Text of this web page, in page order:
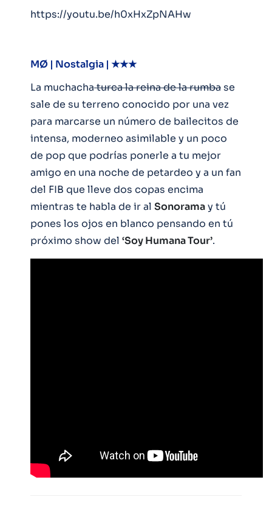
https://youtu.be/h0xHxZpNAHw
MØ | Nostalgia | ★★★
La muchachaturca la reina de la rumbase
sale de su terreno conocido por una vez
para marcarse un número de bailecitos de
intensa, moderneo asimilable y un poco
de pop que podrías ponerle a tu mejor
amigo en una noche de petardeo y a un fan
del FIB que lleve dos copas encima
mientras te habla de ir al Sonoramay tú
pones los ojos en blanco pensando en tú
próximo show del ‘Soy Humana Tour’.